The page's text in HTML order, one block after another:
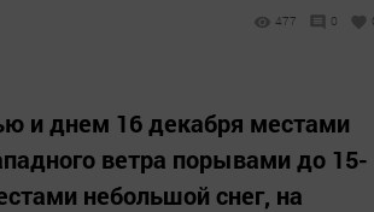
477 0
и днем 16 декабря местами
ветра порывами до 15-
небольшой снег, на